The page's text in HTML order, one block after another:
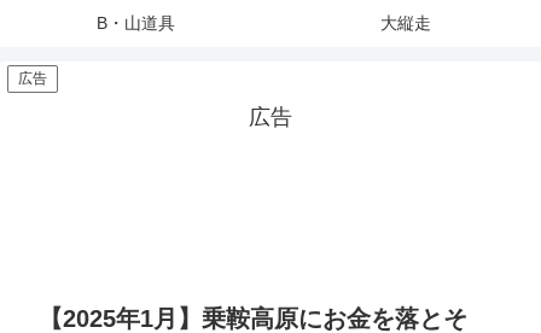
B・山道具 大縦走
広告
広告
【2025年1月】乗鞍高原にお金を落とそ